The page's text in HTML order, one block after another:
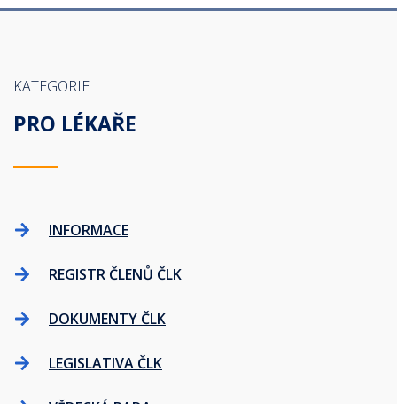
KATEGORIE
PRO LÉKAŘE
INFORMACE
REGISTR ČLENŮ ČLK
DOKUMENTY ČLK
LEGISLATIVA ČLK